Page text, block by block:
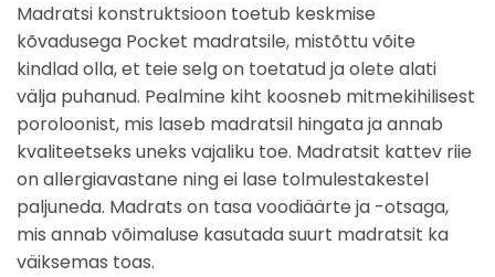
Madratsi konstruktsioon toetub keskmise
kõvadusega Pocket madratsile, mistõttu võite
kindlad olla, et teie selg on toetatud ja olete alati
välja puhanud. Pealmine kiht koosneb mitmekihilisest
poroloonist, mis laseb madratsil hingata ja annab
kvaliteetseks uneks vajaliku toe. Madratsit kattev riie
on allergiavastane ning ei lase tolmulestakestel
paljuneda. Madrats on tasa voodiäärte ja -otsaga,
mis annab võimaluse kasutada suurt madratsit ka
väiksemas toas.